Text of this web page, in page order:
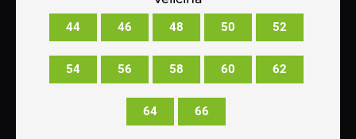
44 46 48 50 52
54 56 58 60 62
64 66